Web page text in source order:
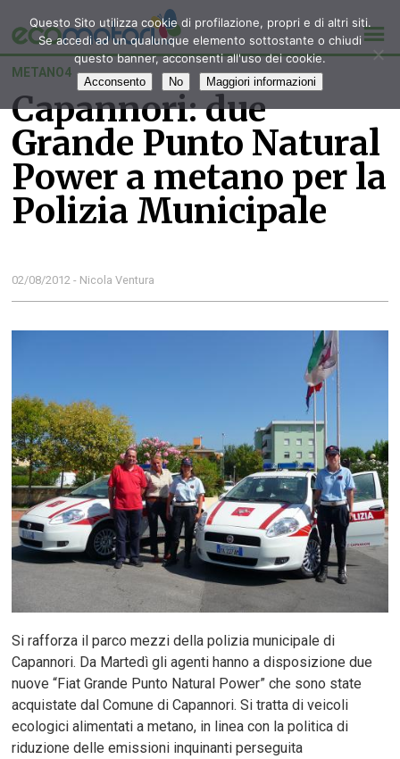
METANO4
Capannori: due
Grande Punto Natural
Power a metano per la
Polizia Municipale
02/08/2012 - Nicola Ventura
Si rafforza il parco mezzi della polizia municipale di
Capannori. Da Martedì gli agenti hanno a disposizione due
nuove “Fiat Grande Punto Natural Power” che sono state
acquistate dal Comune di Capannori. Si tratta di veicoli
ecologici alimentati a metano, in linea con la politica di
riduzione delle emissioni inquinanti perseguita
Questo Sito utilizza cookie di profilazione, propri e di altri siti.
Se accedi ad un qualunque elemento sottostante o chiudi
questo banner, acconsenti all'uso dei cookie.
Acconsento No Maggiori informazioni